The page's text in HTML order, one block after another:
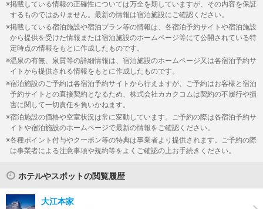
掲載している情報の正確性については万全を期していますが、その内容を保証
するものではありません。最新の情報は宿泊施設にご確認ください。
掲載している宿泊施設や宿泊プラン等の情報は、各宿泊予約サイトや宿泊施設
から提供を受けた情報または宿泊施設のホームページ等にて公開されている特
定時点の情報をもとに作成したものです。
温泉の有無、泉質等の詳細情報は、宿泊施設のホームページ又は各宿泊予約サ
イトから提供される情報をもとに作成したものです。
宿泊施設のご予約は各宿泊予約サイトから行えますが、ご予約はお客様と宿泊
予約サイトとの直接契約となるため、株式会社カカクコムは契約の不履行や損
害に関して一切責任を負いかねます。
宿泊施設の価格や空室状況は常に変動しています。ご予約の際は各宿泊予約サ
イトや宿泊施設のホームページで最新の情報をご確認ください。
各種ポイント付与やクーポン等の特典は事業者より提供されます。ご予約の際
は事業者による注意事項や規約等をよくご確認の上お手続きください。
ホテルやスポットの閲覧履歴
大江本家